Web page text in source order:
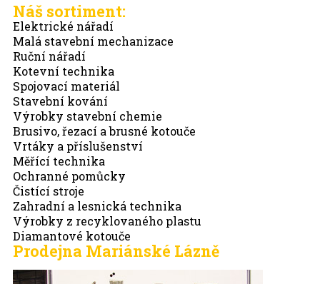
Náš sortiment:
Elektrické nářadí
Malá stavební mechanizace
Ruční nářadí
Kotevní technika
Spojovací materiál
Stavební kování
Výrobky stavební chemie
Brusivo, řezací a brusné kotouče
Vrtáky a příslušenství
Měřící technika
Ochranné pomůcky
Čistící stroje
Zahradní a lesnická technika
Výrobky z recyklovaného plastu
Diamantové kotouče
Prodejna Mariánské Lázně